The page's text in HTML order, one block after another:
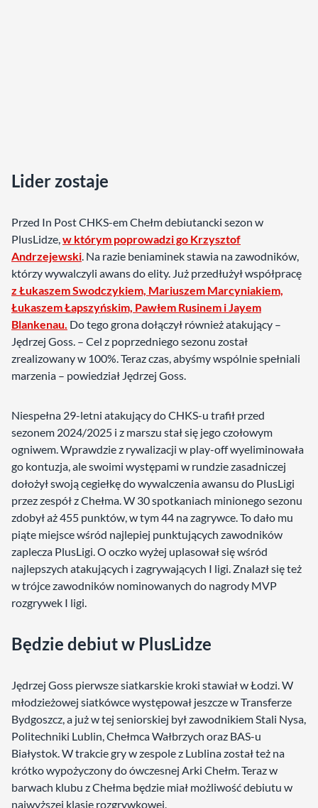
Lider zostaje
Przed In Post CHKS-em Chełm debiutancki sezon w
PlusLidze,w którym poprowadzi go Krzysztof
Andrzejewski. Na razie beniaminek stawia na zawodników,
którzy wywalczyli awans do elity. Już przedłużył współpracę
z Łukaszem Swodczykiem, Mariuszem Marcyniakiem,
Łukaszem Łapszyńskim, Pawłem Rusinem i Jayem
Blankenau. Do tego grona dołączył również atakujący –
Jędrzej Goss. – Cel z poprzedniego sezonu został
zrealizowany w 100%. Teraz czas, abyśmy wspólnie spełniali
marzenia – powiedział Jędrzej Goss.
Niespełna 29-letni atakujący do CHKS-u trafił przed
sezonem 2024/2025 i z marszu stał się jego czołowym
ogniwem. Wprawdzie z rywalizacji w play-off wyeliminowała
go kontuzja, ale swoimi występami w rundzie zasadniczej
dołożył swoją cegiełkę do wywalczenia awansu do PlusLigi
przez zespół z Chełma. W 30 spotkaniach minionego sezonu
zdobył aż 455 punktów, w tym 44 na zagrywce. To dało mu
piąte miejsce wśród najlepiej punktujących zawodników
zaplecza PlusLigi. O oczko wyżej uplasował się wśród
najlepszych atakujących i zagrywających I ligi. Znalazł się też
w trójce zawodników nominowanych do nagrody MVP
rozgrywek I ligi.
Będzie debiut w PlusLidze
Jędrzej Goss pierwsze siatkarskie kroki stawiał w Łodzi. W
młodzieżowej siatkówce występował jeszcze w Transferze
Bydgoszcz, a już w tej seniorskiej był zawodnikiem Stali Nysa,
Politechniki Lublin, Chełmca Wałbrzych oraz BAS-u
Białystok. W trakcie gry w zespole z Lublina został też na
krótko wypożyczony do ówczesnej Arki Chełm. Teraz w
barwach klubu z Chełma będzie miał możliwość debiutu w
najwyższej klasie rozgrywkowej.